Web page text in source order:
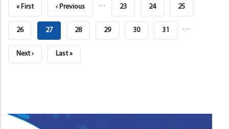
First
Page
« First Previous
Page
‹ Previous … Страница
23 Страница
24 Страница
25
Страница
26 Current
Page
27 Страница
28 Страница
29 Страница
30 Страница
31 …
Next
Next › Last
Last »